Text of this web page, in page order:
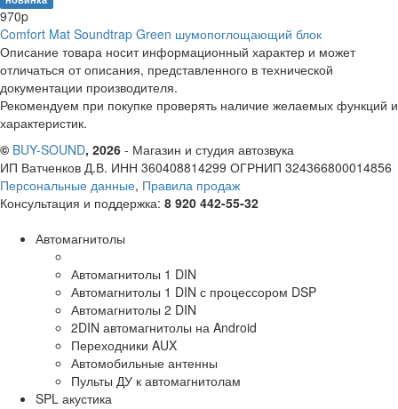
970p
Comfort Mat Soundtrap Green шумопоглощающий блок
Описание товара носит информационный характер и может
отличаться от описания, представленного в технической
документации производителя.
Рекомендуем при покупке проверять наличие желаемых функций и
характеристик.
© BUY-SOUND, 2026 - Магазин и студия автозвука
ИП Ватченков Д.В. ИНН 360408814299 ОГРНИП 324366800014856
Персональные данные, Правила продаж
Консультация и поддержка: 8 920 442-55-32
Автомагнитолы
Автомагнитолы 1 DIN
Автомагнитолы 1 DIN с процессором DSP
Автомагнитолы 2 DIN
2DIN автомагнитолы на Android
Переходники AUX
Автомобильные антенны
Пульты ДУ к автомагнитолам
SPL акустика